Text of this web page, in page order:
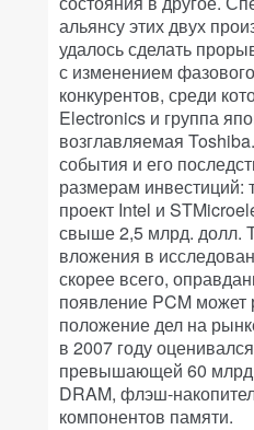
альянсу этих двух
удалось сделать
с изменением
конкурентов, среди
Electronics и группа
возглавляемая
события и его
размерам инвестиций:
проект Intel и
свыше 2,5 млрд. долл.
вложения в
скорее всего,
появление PCM может
положение дел на
в 2007 году
превышающей 60
DRAM, флэш-
компонентов памяти.